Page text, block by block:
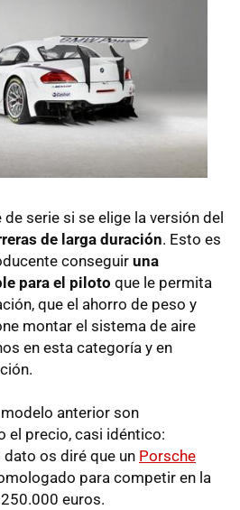
serie si se elige la versión del
de larga duración. Esto es
conseguir una
para el piloto que le permita
que el ahorro de peso y
montar el sistema de aire
en esta categoría y en
anterior son
el precio, casi idéntico:
dato os diré que un Porsche
para competir en la
euros.